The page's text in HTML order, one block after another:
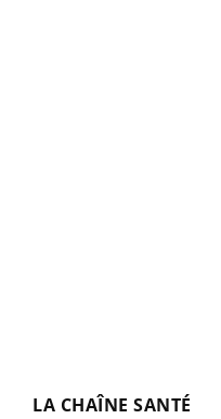
LA CHAÎNE SANTÉ